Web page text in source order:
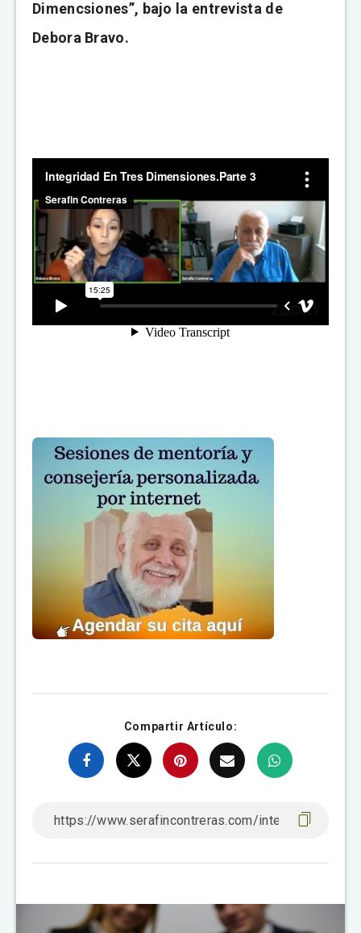
Dimencsiones”, bajo la entrevista de
Debora Bravo.
Compartir Artículo: